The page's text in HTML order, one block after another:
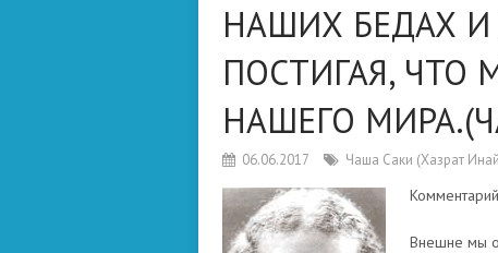
НАШИХ БЕДАХ И
ПОСТИГАЯ,
НАШЕГО
06.06.2017 Чаша Саки (Хазрат
Внешне мы